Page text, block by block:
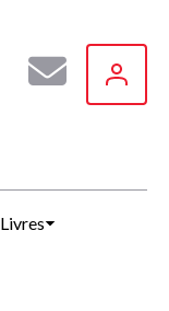
Livres